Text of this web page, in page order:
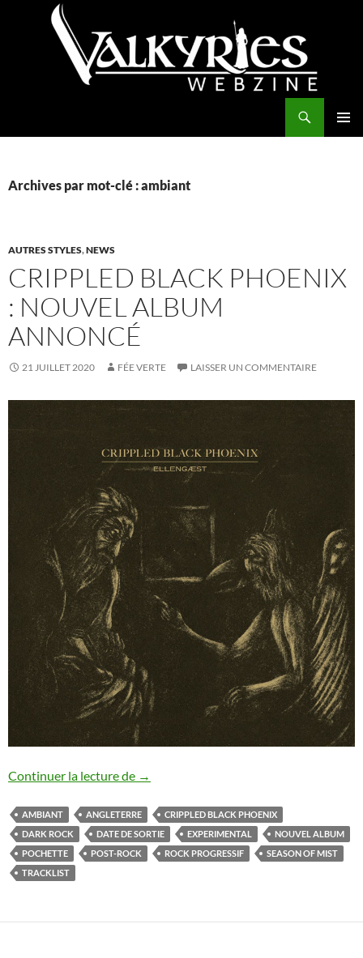
Archives par mot-clé : ambiant
AUTRES STYLES,NEWS
CRIPPLED BLACK PHOENIX
: NOUVEL ALBUM
ANNONCÉ
21 JUILLET 2020 FÉE VERTE LAISSER UN COMMENTAIRE
Continuer la lecture de Crippled Black Phoenix : nouvel album
→
AMBIANT ANGLETERRE
CRIPPLED BLACK PHOENIX
DARK ROCK
DATE DE SORTIE EXPERIMENTAL
NOUVEL ALBUM
POCHETTE
POST-ROCK ROCK PROGRESSIF
SEASON OF MIST
TRACKLIST